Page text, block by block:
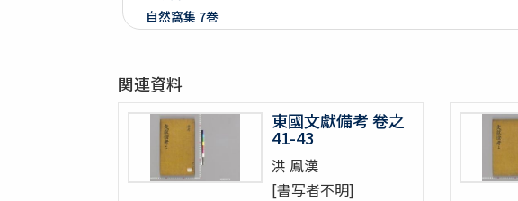
自然窩集 7巻
晩香堂遺稿 4巻
恭默堂金先生文集 2巻附録1巻
龍飛御天歌
大東詩選 12巻
漢陰先生文稿 12巻
関連資料
東國文獻備考 卷之
41-43
洪 鳳漢
[書写者不明]